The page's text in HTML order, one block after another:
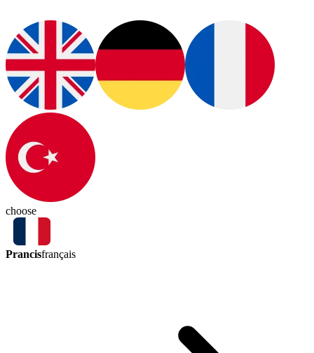
choose
Prancisfrançais